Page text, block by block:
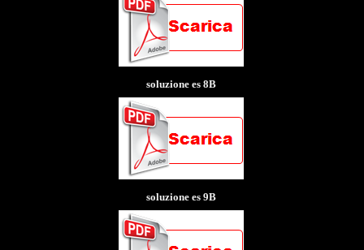
soluzione es 8B
soluzione es 9B